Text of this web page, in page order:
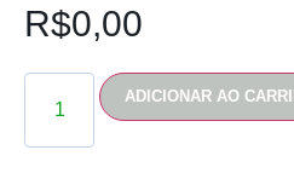
R$0,00
ADICIONAR AO